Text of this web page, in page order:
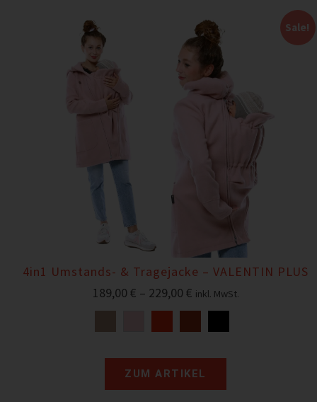
Sale!
4in1 Umstands- & Tragejacke – VALENTIN PLUS
189,00 € – 229,00 € inkl. MwSt.
ZUM ARTIKEL